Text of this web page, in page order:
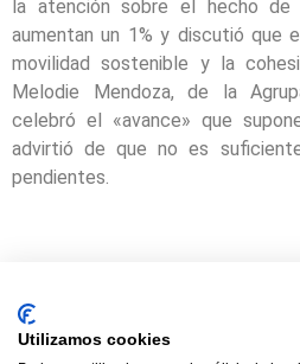
la atención sobre el hecho de
aumentan un 1% y discutió que
movilidad sostenible y la
Melodie Mendoza, de la
celebró el «avance» que
advirtió de que no es
pendientes.
© 2021 TODOS LOS DERECHOS
diseñada por
Utilizamos cookies